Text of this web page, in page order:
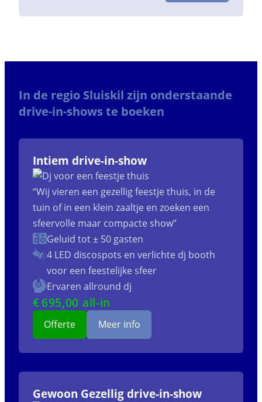
In de regio Sluiskil zijn onderstaande
drive-in-shows te boeken
Intiem drive-in-show
“Wij vieren een gezellig feestje thuis, in de
tuin of in een klein zaaltje en zoeken een
sfeervolle maar compacte show”
Geluid tot ± 50 gasten
4 LED discospots en verlichte dj booth
voor een feestelijke sfeer
Ervaren allround dj
€ 695,00 all-in
Offerte Meer info
Gewoon Gezellig drive-in-show